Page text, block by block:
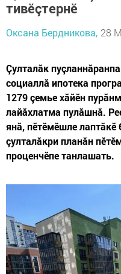
тивӗçтернӗ
Оксана Бердникова, 28
Çулталăк
социаллă ипотека
1279 çемье хăйӗн
лайăхлатма пулăшнă.
янă, пӗтӗмӗшле лаптăкӗ
çулталăкри планăн
проценчӗпе танлашать.